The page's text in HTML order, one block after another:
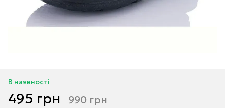
В наявності
495 грн 990 грн